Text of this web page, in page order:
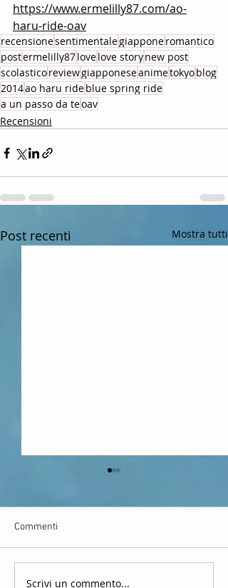
https://www.ermelilly87.com/ao-
haru-ride-oav
recensionesentimentalegiapponeromantico
postermelilly87lovelove storynew post
scolasticoreviewgiapponeseanimetokyoblog
2014ao haru rideblue spring ride
a un passo da teoav
Recensioni
Post recenti Mostra tutti
Nuova recensione : Hana
Commenti
Scrivi un commento...